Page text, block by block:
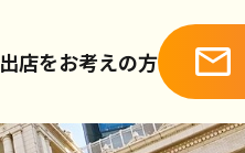
出店をお考えの方